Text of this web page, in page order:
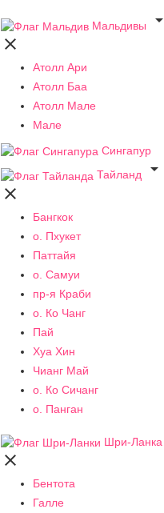
Мальдивы


Атолл Ари
Атолл Баа
Атолл Мале
Мале
Сингапур
Тайланд


Бангкок
о. Пхукет
Паттайя
о. Самуи
пр-я Краби
о. Ко Чанг
Пай
Хуа Хин
Чианг Май
о. Ко Сичанг
о. Панган
Шри-Ланка

Бентота
Галле